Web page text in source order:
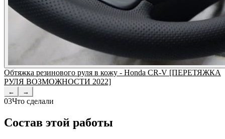
Обтяжка резинового руля в кожу - Honda CR-V [ПЕРЕТЯЖКА
РУЛЯ ВОЗМОЖНОСТИ 2022]
← →
03Что сделали
Состав этой работы